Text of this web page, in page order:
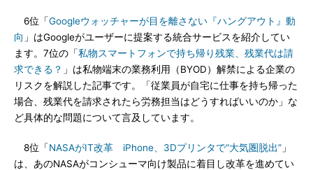
6位「Googleウォッチャーが目を離さない『ハングアウト』動
向 」はGoogleがユーザーに提案する統合サービスを紹介してい
ます。7位の「私物スマートフォンで持ち帰り残業、残業代は請
求できる？ 」は私物端末の業務利用（BYOD）解禁による企業の
リスクを解説した記事です。「従業員が自宅に仕事を持ち帰った
場合、残業代を請求されたら労務担当はどうすればいいのか」な
ど具体的な問題について言及しています。
8位「NASAがIT改革 iPhone、3Dプリンタで“大気圏脱出” 」
は、あのNASAがコンシューマ向け製品に着目し改革を進めてい